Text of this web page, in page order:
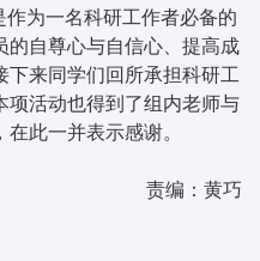
为一名科研工作者必备的
的自尊心与自信心、提高成
下来同学们回所承担科研工
项活动也得到了组内老师与
此一并表示感谢。
责编：黄巧